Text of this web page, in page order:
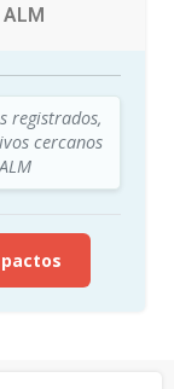
ALM
registrados,
cercanos